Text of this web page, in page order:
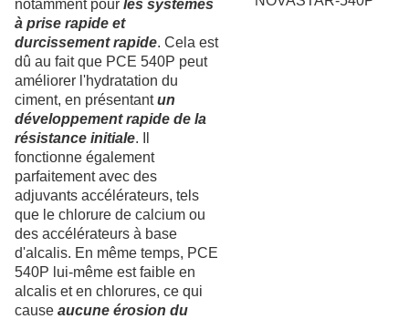
notamment pour les systèmes
à prise rapide et
durcissement rapide. Cela est
dû au fait que PCE 540P peut
améliorer l'hydratation du
ciment, en présentantun
développement rapide de la
résistance initiale. Il
fonctionne également
parfaitement avec des
adjuvants accélérateurs, tels
que le chlorure de calcium ou
des accélérateurs à base
d'alcalis. En même temps, PCE
540P lui-même est faible en
alcalis et en chlorures, ce qui
cause aucune érosion du